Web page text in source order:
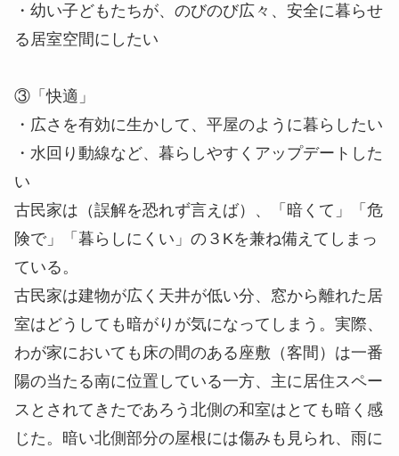
・幼い子どもたちが、のびのび広々、安全に暮らせ
る居室空間にしたい
③「快適」
・広さを有効に生かして、平屋のように暮らしたい
・水回り動線など、暮らしやすくアップデートした
い
古民家は（誤解を恐れず言えば）、「暗くて」「危
険で」「暮らしにくい」の３Kを兼ね備えてしまっ
ている。
古民家は建物が広く天井が低い分、窓から離れた居
室はどうしても暗がりが気になってしまう。実際、
わが家においても床の間のある座敷（客間）は一番
陽の当たる南に位置している一方、主に居住スペー
スとされてきたであろう北側の和室はとても暗く感
じた。暗い北側部分の屋根には傷みも見られ、雨に